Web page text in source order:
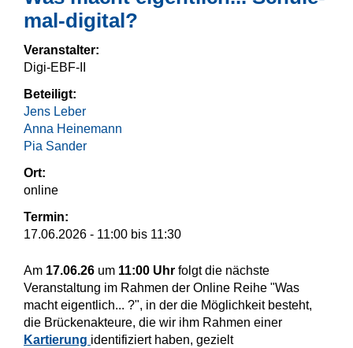
mal-digital?
Veranstalter:
Digi-EBF-II
Beteiligt:
Jens Leber
Anna Heinemann
Pia Sander
Ort:
online
Termin:
17.06.2026 - 11:00 bis 11:30
Am 17.06.26 um 11:00 Uhr folgt die nächste
Veranstaltung im Rahmen der Online Reihe "Was
macht eigentlich... ?", in der die Möglichkeit besteht,
die Brückenakteure, die wir ihm Rahmen einer
Kartierung identifiziert haben, gezielt